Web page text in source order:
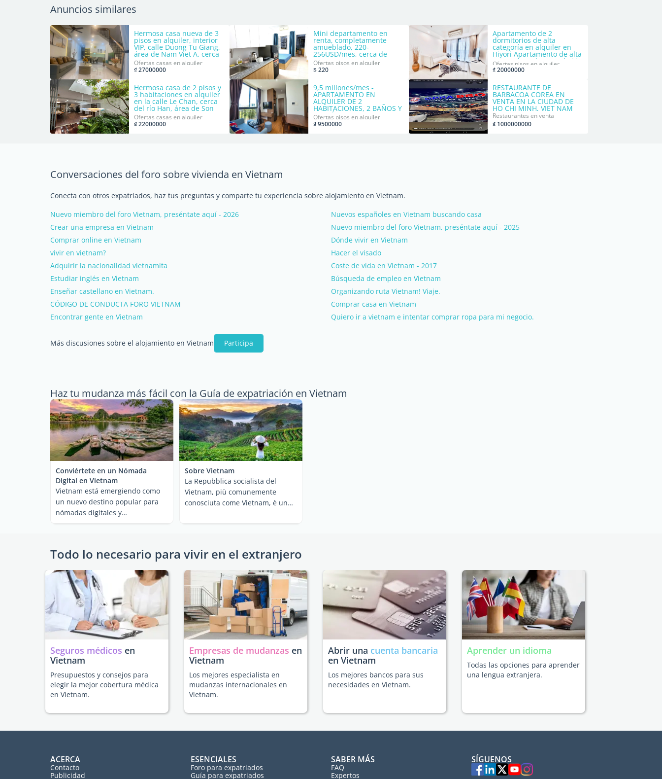
Anuncios similares
Hermosa casa nueva de 3
pisos en alquiler, interior
VIP, calle Duong Tu Giang,
área de Nam Viet A, cerca
del río Han.
Ofertas casas en alquiler
₫ 27000000
Mini departamento en
renta, completamente
amueblado, 220-
256USD/mes, cerca de
Westlake
Ofertas pisos en alquiler
$ 220
Apartamento de 2
dormitorios de alta
categoría en alquiler en
Hiyori Apartamento de alta
categoría en la zona de My
Khe Beach View
Ofertas pisos en alquiler
₫ 20000000
Hermosa casa de 2 pisos y
3 habitaciones en alquiler
en la calle Le Chan, cerca
del río Han, área de Son
Tra
Ofertas casas en alquiler
₫ 22000000
9,5 millones/mes -
APARTAMENTO EN
ALQUILER DE 2
HABITACIONES, 2 BAÑOS Y
BALCÓN
Ofertas pisos en alquiler
₫ 9500000
RESTAURANTE DE
BARBACOA COREA EN
VENTA EN LA CIUDAD DE
HO CHI MINH, VIET NAM
Restaurantes en venta
₫ 1000000000
Conversaciones del foro sobre vivienda en Vietnam
Conecta con otros expatriados, haz tus preguntas y comparte tu experiencia sobre alojamiento en Vietnam.
Nuevo miembro del foro Vietnam, preséntate aquí - 2026
Nuevos españoles en Vietnam buscando casa
Crear una empresa en Vietnam
Nuevo miembro del foro Vietnam, preséntate aquí - 2025
Comprar online en Vietnam
Dónde vivir en Vietnam
vivir en vietnam?
Hacer el visado
Adquirir la nacionalidad vietnamita
Coste de vida en Vietnam - 2017
Estudiar inglés en Vietnam
Búsqueda de empleo en Vietnam
Enseñar castellano en Vietnam.
Organizando ruta Vietnam! Viaje.
CÓDIGO DE CONDUCTA FORO VIETNAM
Comprar casa en Vietnam
Encontrar gente en Vietnam
Quiero ir a vietnam e intentar comprar ropa para mi negocio.
Más discusiones sobre el alojamiento en Vietnam Participa
Haz tu mudanza más fácil con la Guía de expatriación en Vietnam
Conviértete en un Nómada
Digital en Vietnam
Vietnam está emergiendo como
un nuevo destino popular para
nómadas digitales y
downshifters. Como los ...
Sobre Vietnam
La Repubblica socialista del
Vietnam, più comunemente
conosciuta come Vietnam, è un
Todo lo necesario para vivir en el extranjero
Seguros médicos en
Vietnam
Presupuestos y consejos para
elegir la mejor cobertura médica
en Vietnam.
Empresas de mudanzas en
Vietnam
Los mejores especialista en
mudanzas internacionales en
Vietnam.
Abrir una cuenta bancaria
en Vietnam
Los mejores bancos para sus
necesidades en Vietnam.
Aprender un idioma
Todas las opciones para aprender
una lengua extranjera.
ACERCA
Contacto
Publicidad
ESENCIALES
Foro para expatriados
Guía para expatriados
SABER MÁS
FAQ
Expertos
SÍGUENOS